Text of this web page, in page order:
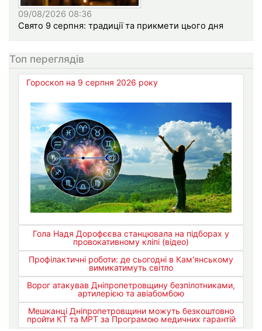
09/08/2026 08:36
Свято 9 серпня: традиції та прикмети цього дня
Топ переглядів
Гороскоп на 9 серпня 2026 року
Гола Надя Дорофєєва станцювала на підборах у
провокативному кліпі (відео)
Профілактичні роботи: де сьогодні в Кам'янському
вимикатимуть світло
Ворог атакував Дніпропетровщину безпілотниками,
артилерією та авіабомбою
Мешканці Дніпропетровщини можуть безкоштовно
пройти КТ та МРТ за Програмою медичних гарантій